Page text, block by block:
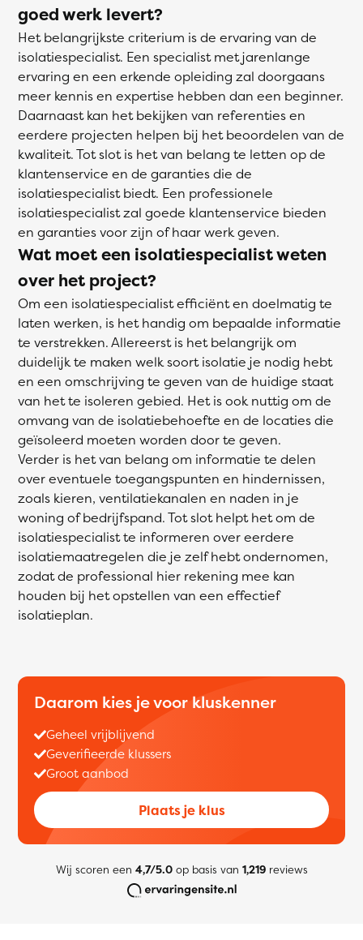
goed werk levert?
Het belangrijkste criterium is de ervaring van de
isolatiespecialist. Een specialist met jarenlange
ervaring en een erkende opleiding zal doorgaans
meer kennis en expertise hebben dan een beginner.
Daarnaast kan het bekijken van referenties en
eerdere projecten helpen bij het beoordelen van de
kwaliteit. Tot slot is het van belang te letten op de
klantenservice en de garanties die de
isolatiespecialist biedt. Een professionele
isolatiespecialist zal goede klantenservice bieden
en garanties voor zijn of haar werk geven.
Wat moet een isolatiespecialist weten
over het project?
Om een isolatiespecialist efficiënt en doelmatig te
laten werken, is het handig om bepaalde informatie
te verstrekken. Allereerst is het belangrijk om
duidelijk te maken welk soort isolatie je nodig hebt
en een omschrijving te geven van de huidige staat
van het te isoleren gebied. Het is ook nuttig om de
omvang van de isolatiebehoefte en de locaties die
geïsoleerd moeten worden door te geven.
Verder is het van belang om informatie te delen
over eventuele toegangspunten en hindernissen,
zoals kieren, ventilatiekanalen en naden in je
woning of bedrijfspand. Tot slot helpt het om de
isolatiespecialist te informeren over eerdere
isolatiemaatregelen die je zelf hebt ondernomen,
zodat de professional hier rekening mee kan
houden bij het opstellen van een effectief
isolatieplan.
Daarom kies je voor kluskenner
Geheel vrijblijvend
Geverifieerde klussers
Groot aanbod
Plaats je klus
Wij scoren een 4,7/5.0op basis van 1,219reviews